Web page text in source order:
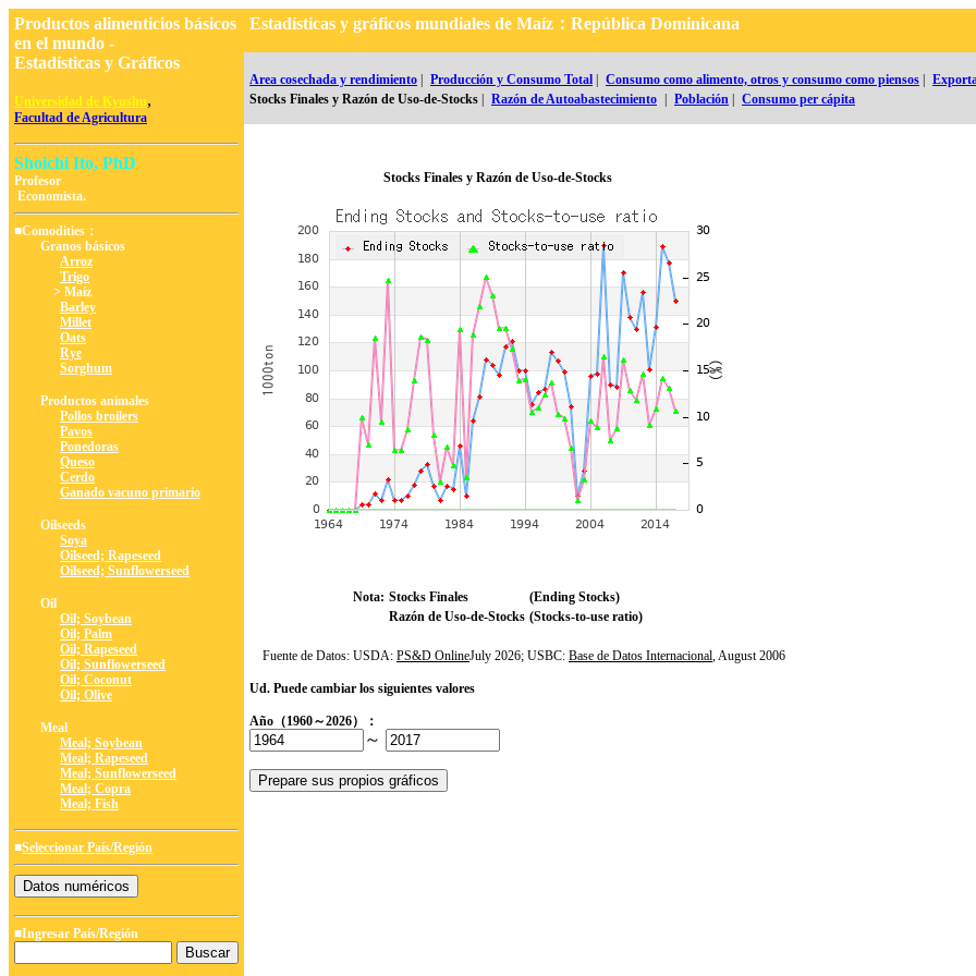
Productos alimenticios básicos
en el mundo -
Estadísticas y Gráficos
Universidad de Kyushu,
Facultad de Agricultura
Shoichi Ito, PhD
Profesor
Economista.
■Comodities：
Granos básicos
Arroz
Trigo
> Maíz
Barley
Millet
Oats
Rye
Sorghum
Productos animales
Pollos broilers
Pavos
Ponedoras
Queso
Cerdo
Ganado vacuno primario
Oilseeds
Soya
Oilseed; Rapeseed
Oilseed; Sunflowerseed
Oil
Oil; Soybean
Oil; Palm
Oil; Rapeseed
Oil; Sunflowerseed
Oil; Coconut
Oil; Olive
Meal
Meal; Soybean
Meal; Rapeseed
Meal; Sunflowerseed
Meal; Copra
Meal; Fish
■Seleccionar País/Región
■Ingresar País/Región
Estadísticas y gráficos mundiales de Maíz：República Dominicana
Area cosechada y rendimiento Producción y Consumo Total Consumo como alimento, otros y consumo como piensos
Stocks Finales y Razón de Uso-de-Stocks
Razón de Autoabastecimiento Población Consumo per cápita
Stocks Finales y Razón de Uso-de-Stocks
Nota: Stocks Finales
(Ending Stocks)
Razón de Uso-de-Stocks (Stocks-to-use ratio)
Fuente de Datos: USDA: PS&D OnlineJuly 2026; USBC: Base de Datos Internacional, August 2006
Ud. Puede cambiar los siguientes valores
Año（1960～2026）：
～